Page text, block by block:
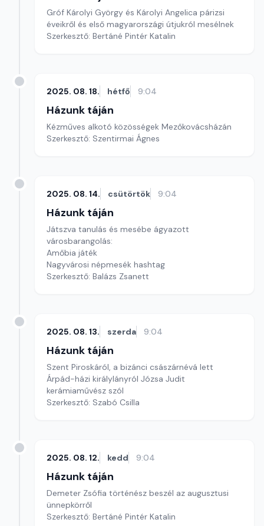
Gróf Károlyi György és Károlyi Angelica párizsi
éveikről és első magyarországi útjukról mesélnek
Szerkesztő: Bertáné Pintér Katalin
2025. 08. 18. hétfő 9:04
Házunk táján
Kézműves alkotó közösségek Mezőkovácsházán
Szerkesztő: Szentirmai Ágnes
2025. 08. 14. csütörtök 9:04
Házunk táján
Játszva tanulás és mesébe ágyazott
városbarangolás:
Amőbia játék
Nagyvárosi népmesék hashtag
Szerkesztő: Balázs Zsanett
2025. 08. 13. szerda 9:04
Házunk táján
Szent Piroskáról, a bizánci császárnévá lett
Árpád-házi királylányról Józsa Judit
kerámiaművész szól
Szerkesztő: Szabó Csilla
2025. 08. 12. kedd 9:04
Házunk táján
Demeter Zsófia történész beszél az augusztusi
ünnepkörről
Szerkesztő: Bertáné Pintér Katalin